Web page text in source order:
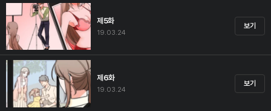
제5화
19.03.24
보기
제6화
19.03.24
보기